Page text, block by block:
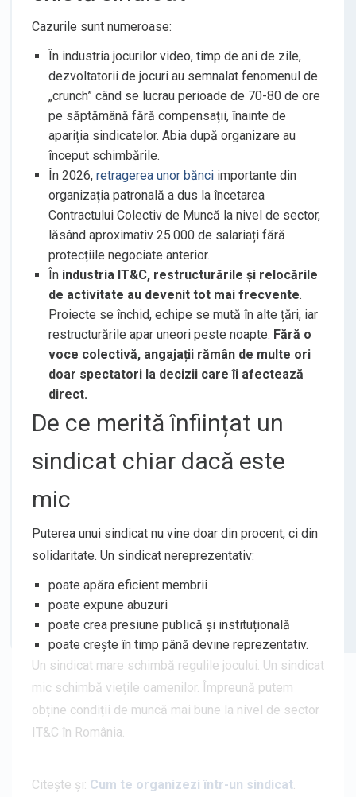
Cazurile sunt numeroase:
În industria jocurilor video, timp de ani de zile,
dezvoltatorii de jocuri au semnalat fenomenul de
„crunch” când se lucrau perioade de 70-80 de ore
pe săptămână fără compensații, înainte de
apariția sindicatelor. Abia după organizare au
început schimbările.
În 2026, retragerea unor bănci importante din
organizația patronală a dus la încetarea
Contractului Colectiv de Muncă la nivel de sector,
lăsând aproximativ 25.000 de salariați fără
protecțiile negociate anterior.
În industria IT&C, restructurările și relocările
de activitate au devenit tot mai frecvente.
Proiecte se închid, echipe se mută în alte țări, iar
restructurările apar uneori peste noapte. Fără o
voce colectivă, angajații rămân de multe ori
doar spectatori la decizii care îi afectează
direct.
De ce merită înființat un
sindicat chiar dacă este
mic
Puterea unui sindicat nu vine doar din procent, ci din
solidaritate. Un sindicat nereprezentativ:
poate apăra eficient membrii
poate expune abuzuri
poate crea presiune publică și instituțională
poate crește în timp până devine reprezentativ.
Un sindicat mare schimbă regulile jocului. Un sindicat
mic schimbă viețile oamenilor. Împreună putem
obține condiții de muncă mai bune la nivel de sector
IT&C în România.
Citește și: Cum te organizezi într-un sindicat.